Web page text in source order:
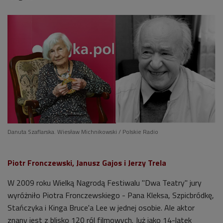
Danuta Szaflarska. Wiesław Michnikowski / Polskie Radio
Piotr Fronczewski, Janusz Gajos i Jerzy Trela
W 2009 roku Wielką Nagrodą Festiwalu "Dwa Teatry" jury
wyróżniło Piotra Fronczewskiego - Pana Kleksa, Szpicbródkę,
Stańczyka i Kinga Bruce'a Lee w jednej osobie. Ale aktor
znany jest z blisko 120 ról filmowych. Już jako 14-latek